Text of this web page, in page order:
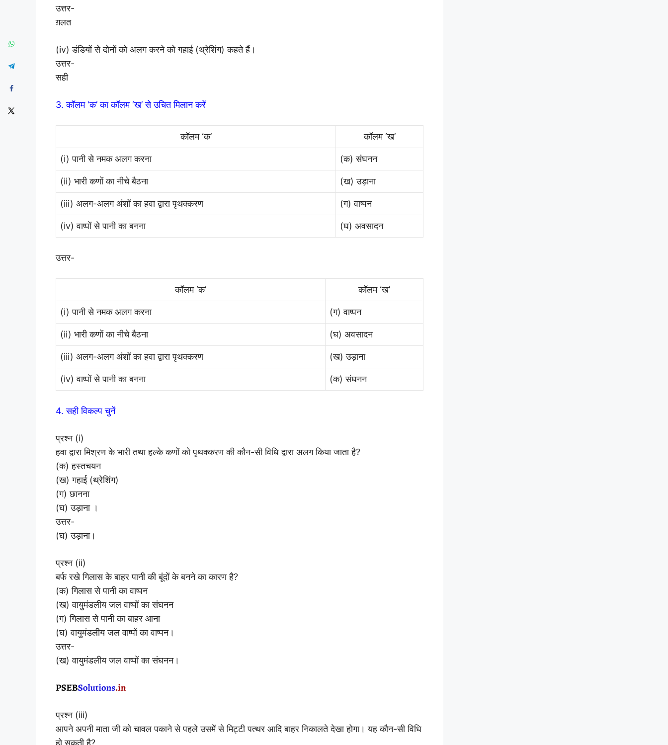
उत्तर-
ग़लत
(iv) डंडियों से दोनों को अलग करने को गहाई (थ्रेशिंग) कहते हैं।
उत्तर-
सही
3. कॉलम ‘क’ का कॉलम ‘ख’ से उचित मिलान करें
कॉलम ‘क’ कॉलम ‘ख’
(i) पानी से नमक अलग करना (क) संघनन
(ii) भारी कणों का नीचे बैठना (ख) उड़ाना
(iii) अलग-अलग अंशों का हवा द्वारा पृथक्करण (ग) वाष्पन
(iv) वाष्पों से पानी का बनना (घ) अवसादन
उत्तर-
कॉलम ‘क’ कॉलम ‘ख’
(i) पानी से नमक अलग करना (ग) वाष्पन
(ii) भारी कणों का नीचे बैठना (घ) अवसादन
(iii) अलग-अलग अंशों का हवा द्वारा पृथक्करण (ख) उड़ाना
(iv) वाष्पों से पानी का बनना (क) संघनन
4. सही विकल्प चुनें
प्रश्न (i)
हवा द्वारा मिश्रण के भारी तथा हल्के कणों को पृथक्करण की कौन-सी विधि द्वारा अलग किया जाता है?
(क) हस्तचयन
(ख) गहाई (थ्रेशिंग)
(ग) छानना
(घ) उड़ाना ।
उत्तर-
(घ) उड़ाना।
प्रश्न (ii)
बर्फ रखे गिलास के बाहर पानी की बूंदों के बनने का कारण है?
(क) गिलास से पानी का वाष्पन
(ख) वायुमंडलीय जल वाष्पों का संघनन
(ग) गिलास से पानी का बाहर आना
(घ) वायुमंडलीय जल वाष्पों का वाष्पन।
उत्तर-
(ख) वायुमंडलीय जल वाष्पों का संघनन।
प्रश्न (iii)
आपने अपनी माता जी को चावल पकाने से पहले उसमें से मिट्टी पत्थर आदि बाहर निकालते देखा होगा। यह कौन-सी विधि
हो सकती है?